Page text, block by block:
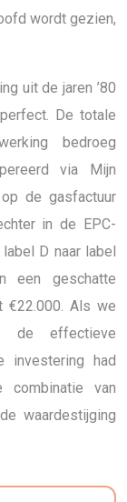
wordt gezien,
uit de jaren ’80
De totale
bedroeg
via Mijn
de gasfactuur
in de EPC-
D naar label
een geschatte
€22.000. Als we
de effectieve
investering had
combinatie van
waardestijging